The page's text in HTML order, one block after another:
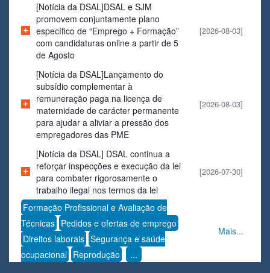
[Notícia da DSAL]DSAL e SJM
promovem conjuntamente plano
específico de “Emprego + Formação”
com candidaturas online a partir de 5
de Agosto
[2026-08-03]
[Notícia da DSAL]Lançamento do
subsídio complementar à
remuneração paga na licença de
maternidade de carácter permanente
para ajudar a aliviar a pressão dos
empregadores das PME
[2026-08-03]
[Notícia da DSAL] DSAL continua a
reforçar inspecções e execução da lei
para combater rigorosamente o
trabalho ilegal nos termos da lei
[2026-07-30]
Formação Profissional e Avaliação de
Técnicas Pedidos e ofertas de emprego
Direitos laborais Segurança e saúde
ocupacional Reprodução ...
Mais...